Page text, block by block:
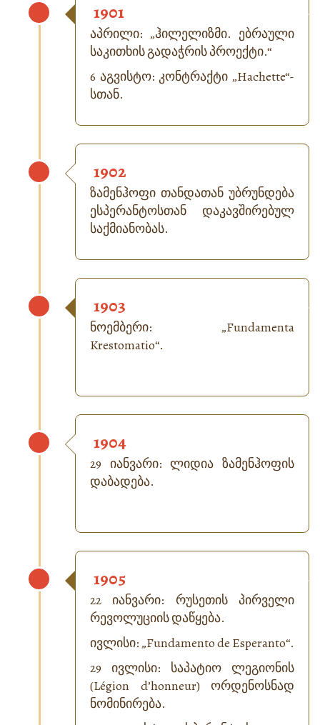
1901
აპრილი: „ჰილელიზმი. ებრაული
საკითხის გადაჭრის პროექტი.“
6 აგვისტო: კონტრაქტი „Hachette“-
სთან.
1902
ზამენჰოფი თანდათან უბრუნდება
ესპერანტოსთან დაკავშირებულ
საქმიანობას.
1903
ნოემბერი: „Fundamenta
Krestomatio“.
1904
29 იანვარი: ლიდია ზამენჰოფის
დაბადება.
1905
22 იანვარი: რუსეთის პირველი
რევოლუციის დაწყება.
ივლისი: „Fundamento de Esperanto“.
29 ივლისი: საპატიო ლეგიონის
(Légion d’honneur) ორდენოსნად
ნომინირება.